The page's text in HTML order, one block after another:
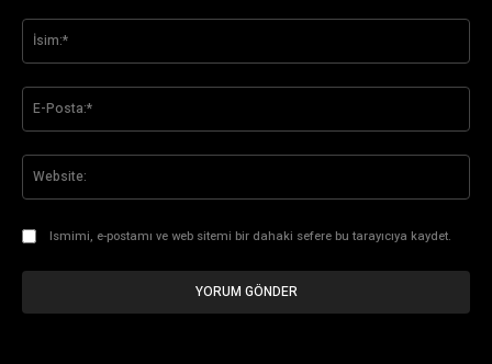
Ismimi, e-postamı ve web sitemi bir dahaki sefere bu tarayıcıya kaydet.